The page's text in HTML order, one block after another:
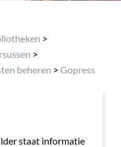
>
>
beheren > Gopress
staat informatie